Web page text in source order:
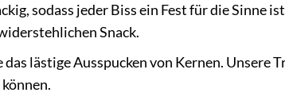
sodass jeder Biss ein Fest für die Sinne
Snack.
das lästige Ausspucken von Kernen. Unsere